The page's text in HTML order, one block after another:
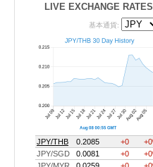
LIVE EXCHANGE RATES